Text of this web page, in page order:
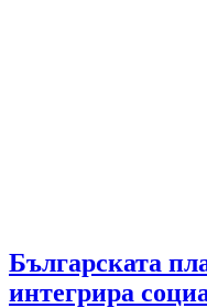
Българската
интегрира